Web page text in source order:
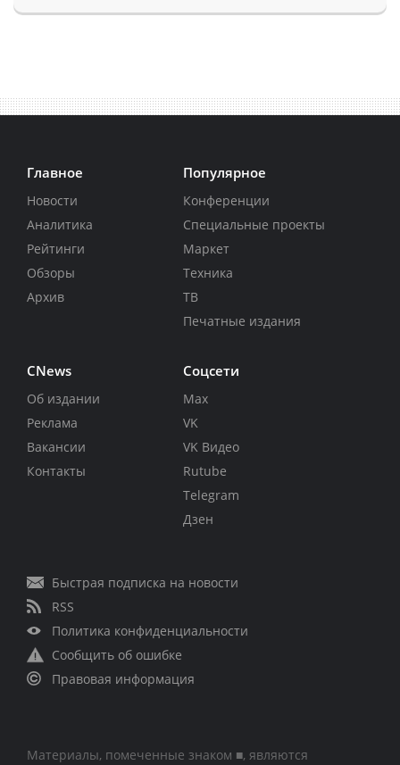
Главное
Новости
Аналитика
Рейтинги
Обзоры
Архив
Популярное
Конференции
Специальные проекты
Маркет
Техника
ТВ
Печатные издания
CNews
Об издании
Реклама
Вакансии
Контакты
Соцсети
Max
VK
VK Видео
Rutube
Telegram
Дзен
Быстрая подписка на новости
RSS
Политика конфиденциальности
Сообщить об ошибке
Правовая информация
Материалы, помеченные знаком ■, являются